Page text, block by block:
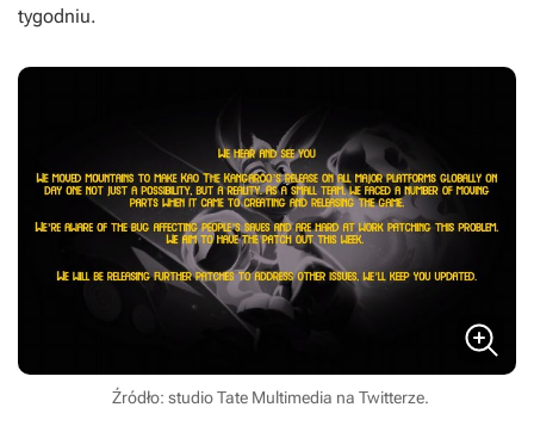
tygodniu.
Źródło: studio Tate Multimedia na Twitterze.